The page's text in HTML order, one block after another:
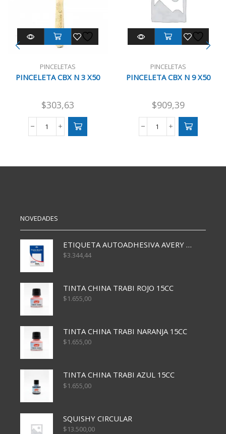
PINCELETAS
PINCELETA CBX N 3 X50
$303,63
PINCELETA
X50
PINCELETAS
PINCELETA CBX N 9 X50
$909,39
PINCELETA
X50
NOVEDADES
ETIQUETA AUTOADHESIVA AVERY 3026 30H 20 X 70
$3.344,44
TINTA CHINA TRABI ROJO 15CC
$1.655,00
TINTA CHINA TRABI NARANJA 15CC
$1.655,00
TINTA CHINA TRABI AZUL 15CC
$1.655,00
SQUISHY CIRCULAR
$13.500,00